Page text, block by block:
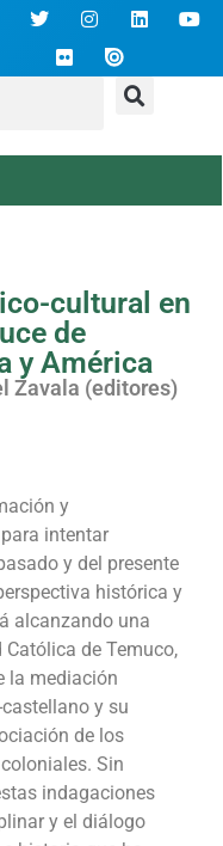
cultural en
de
y América
Zavala (editores)
y
intentar
y del presente
histórica y
alcanzando una
de Temuco,
la mediación
y su
de los
Sin
indagaciones
y el diálogo